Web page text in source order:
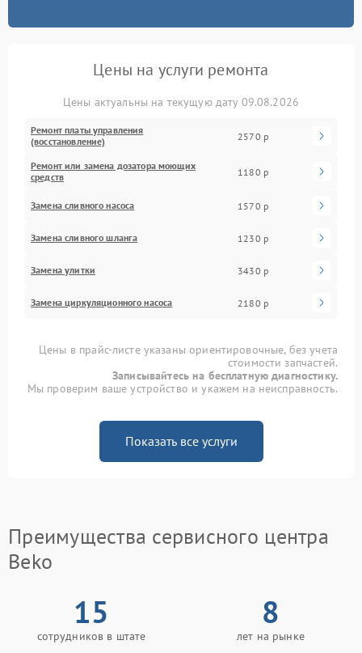
Цены на услуги ремонта
Цены актуальны на текущую дату 09.08.2026
Ремонт платы управления
(восстановление)
2570 р
Ремонт или замена дозатора моющих
средств
1180 р
Замена сливного насоса 1570 р
Замена сливного шланга 1230 р
Замена улитки 3430 р
Замена циркуляционного насоса 2180 р
Цены в прайс-листе указаны ориентировочные, без учета
стоимости запчастей.
Записывайтесь на бесплатную диагностику.
Мы проверим ваше устройство и укажем на неисправность.
Показать все услуги
Преимущества сервисного центра
Beko
15
сотрудников в штате
8
лет на рынке